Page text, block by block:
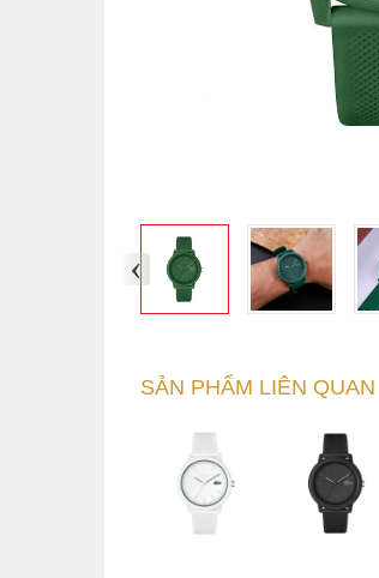
‹
SẢN PHẨM LIÊN QUAN